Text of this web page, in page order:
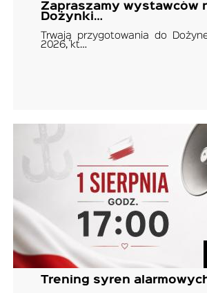
Zapraszamy wystawców
Dożynki…
Trwają przygotowania do
2026, kt…
Trening syren